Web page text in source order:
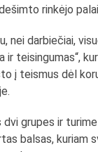
rinkėjo
nei darbiečiai,
ir teisingumas“,
į teismus dėl
dvi grupes ir
balsas, kuriam